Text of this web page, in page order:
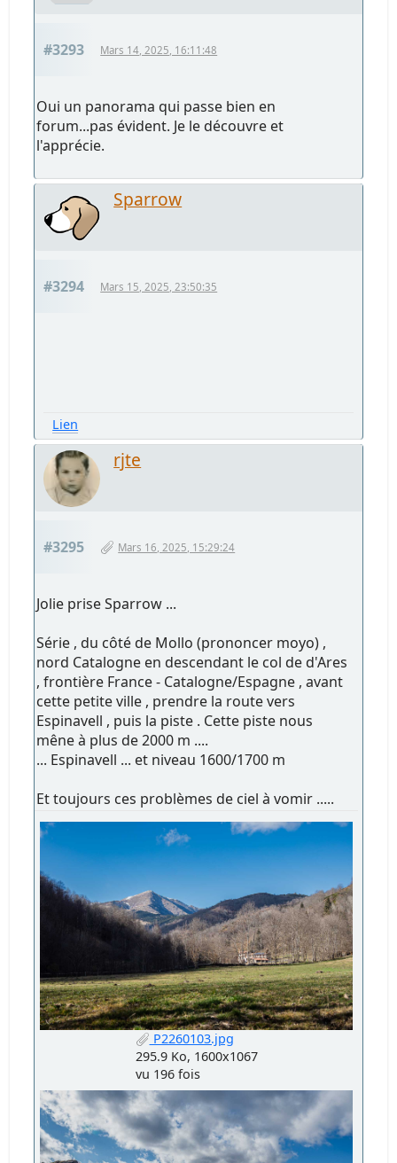
#3293 Mars 14, 2025, 16:11:48
Oui un panorama qui passe bien en
forum...pas évident. Je le découvre et
l'apprécie.
Sparrow
#3294 Mars 15, 2025, 23:50:35
Lien
rjte
#3295 Mars 16, 2025, 15:29:24
Jolie prise Sparrow ...
Série , du côté de Mollo (prononcer moyo) ,
nord Catalogne en descendant le col de d'Ares
, frontière France - Catalogne/Espagne , avant
cette petite ville , prendre la route vers
Espinavell , puis la piste . Cette piste nous
mêne à plus de 2000 m ....
... Espinavell ... et niveau 1600/1700 m
Et toujours ces problèmes de ciel à vomir .....
P2260103.jpg
295.9 Ko, 1600x1067
vu 196 fois